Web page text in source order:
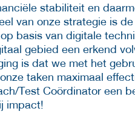
stabiliteit en
van onze strategie is
basis van digitale
gebied een erkend
is dat we met het
taken maximaal
Test Coördinator een
impact!